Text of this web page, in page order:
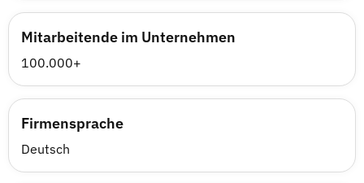
Mitarbeitende im Unternehmen
100.000+
Firmensprache
Deutsch